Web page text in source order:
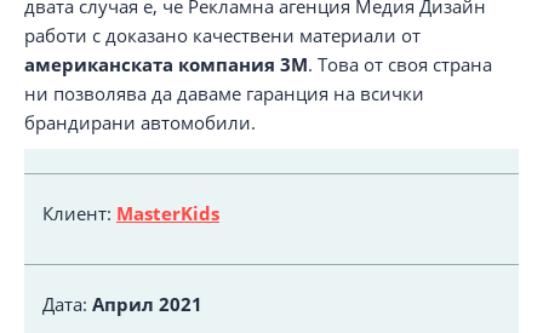
двата случая е, че Рекламна агенция Медия Дизайн
работи с доказано качествени материали от
американската компания 3M. Това от своя страна
ни позволява да даваме гаранция на всички
брандирани автомобили.
Клиент: MasterKids
Дата: Април 2021